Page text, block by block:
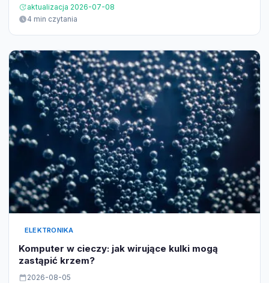
aktualizacja 2026-07-08
4 min czytania
ELEKTRONIKA
Komputer w cieczy: jak wirujące kulki mogą
zastąpić krzem?
2026-08-05